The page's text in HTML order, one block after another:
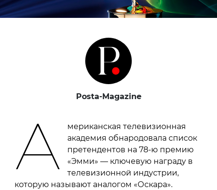
Posta-Magazine
А
мериканская телевизионная
академия обнародовала список
претендентов на 78-ю премию
«Эмми» — ключевую награду в
телевизионной индустрии,
которую называют аналогом «Оскара».